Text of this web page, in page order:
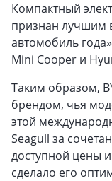
Компактный
признан лучшим
автомобиль
Mini Cooper и
Таким образом,
брендом, чья
этой
Seagull за
доступной цены
сделало его